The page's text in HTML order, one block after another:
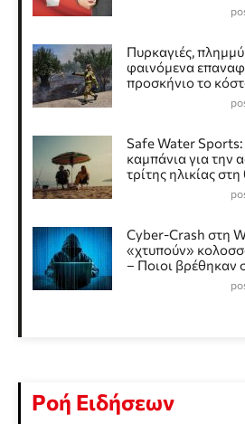
Πυρκαγιές,
φαινόμενα
προσκήνιο το
Safe Water Sports:
καμπάνια για την
τρίτης ηλικίας
Cyber-Crash στη
«χτυπούν»
– Ποιοι βρέθηκαν
Ροή Ειδήσεων